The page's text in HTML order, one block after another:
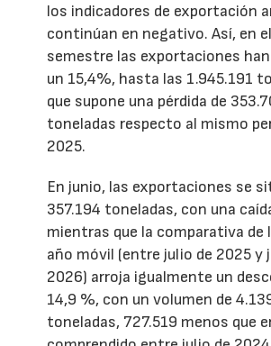
los indicadores de exportación
continúan en negativo. Así, en
semestre las exportaciones
un 15,4%, hasta las 1.945.191
que supone una pérdida de
toneladas respecto al mismo
2025.
En junio, las exportaciones se
357.194 toneladas, con una
mientras que la comparativa de
año móvil (entre julio de 2025 y
2026) arroja igualmente un
14,9 %, con un volumen de
toneladas, 727.519 menos que